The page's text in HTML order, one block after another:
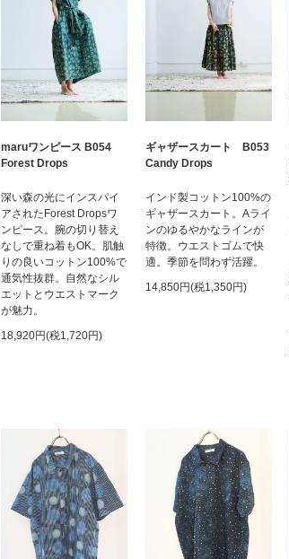
maruワンピース B054
Forest Drops
深い森の光にインスパイ
アされたForest Dropsワ
ンピース。腕の切り替え
なしで重ね着もOK。肌触
りの良いコットン100%で
通気性抜群。自然なシル
エットとウエストマーク
が魅力。
18,920円(税1,720円)
ギャザースカート B053
Candy Drops
インド製コットン100%の
ギャザースカート。Aライ
ンのゆるやかなラインが
特徴。ウエストゴムで快
適。季節を問わず活躍。
14,850円(税1,350円)